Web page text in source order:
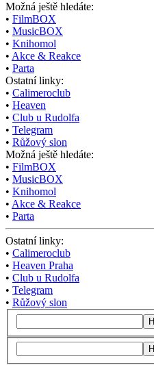
Možná ještě hledáte:
• FilmBOX
• MusicBOX
• Knihomol
• Akce & Reakce
• Parta
Ostatní linky:
• Calimeroclub
• Heaven
• Club u Rudolfa
• Telegram
• Růžový slon
Možná ještě hledáte:
• FilmBOX
• MusicBOX
• Knihomol
• Akce & Reakce
• Parta
Ostatní linky:
• Calimeroclub
• Heaven Praha
• Club u Rudolfa
• Telegram
• Růžový slon